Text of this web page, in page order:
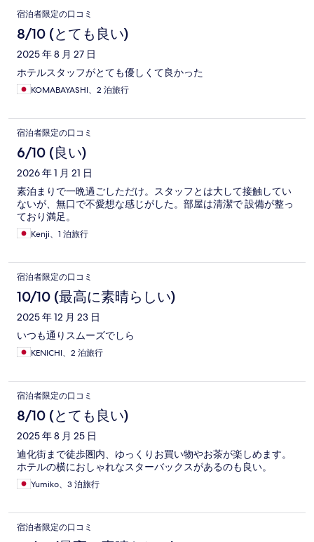
宿泊者限定の口コミ
8/10 (とても良い)
2025 年 8 月 27 日
ホテルスタッフがとても優しくて良かった
KOMABAYASHI、2 泊旅行
宿泊者限定の口コミ
6/10 (良い)
2026 年 1 月 21 日
素泊まりで一晩過ごしただけ。スタッフとは大して接触してい
ないが、無口で不愛想な感じがした。部屋は清潔で 設備が整っ
ており満足。
Kenji、1 泊旅行
宿泊者限定の口コミ
10/10 (最高に素晴らしい)
2025 年 12 月 23 日
いつも通りスムーズでしら
KENICHI、2 泊旅行
宿泊者限定の口コミ
8/10 (とても良い)
2025 年 8 月 25 日
迪化街まで徒歩圏内、ゆっくりお買い物やお茶が楽しめます。
ホテルの横におしゃれなスターバックスがあるのも良い。
Yumiko、3 泊旅行
宿泊者限定の口コミ